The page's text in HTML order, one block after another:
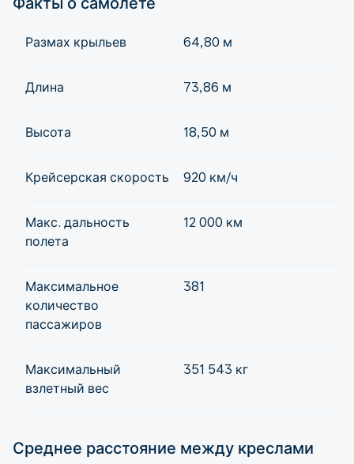
Размах крыльев 64,80 м
Длина 73,86 м
Высота 18,50 м
Крейсерская скорость 920 км/ч
Макс. дальность
полета
12 000 км
Максимальное
количество
пассажиров
381
Максимальный
взлетный вес
351 543 кг
Среднее расстояние между креслами